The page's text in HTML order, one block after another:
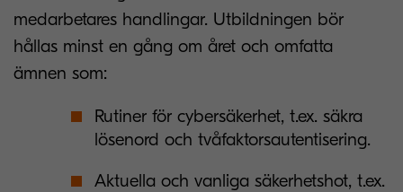
medarbetares handlingar. Utbildningen bör
hållas minst en gång om året och omfatta
ämnen som:
Rutiner för cybersäkerhet, t.ex. säkra
lösenord och tvåfaktorsautentisering.
Aktuella och vanliga säkerhetshot, t.ex.